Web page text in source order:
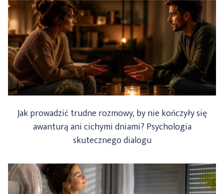
Jak prowadzić trudne rozmowy, by nie kończyły się
awanturą ani cichymi dniami? Psychologia
skutecznego dialogu